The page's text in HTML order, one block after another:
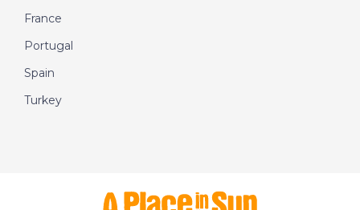
France
Portugal
Spain
Turkey